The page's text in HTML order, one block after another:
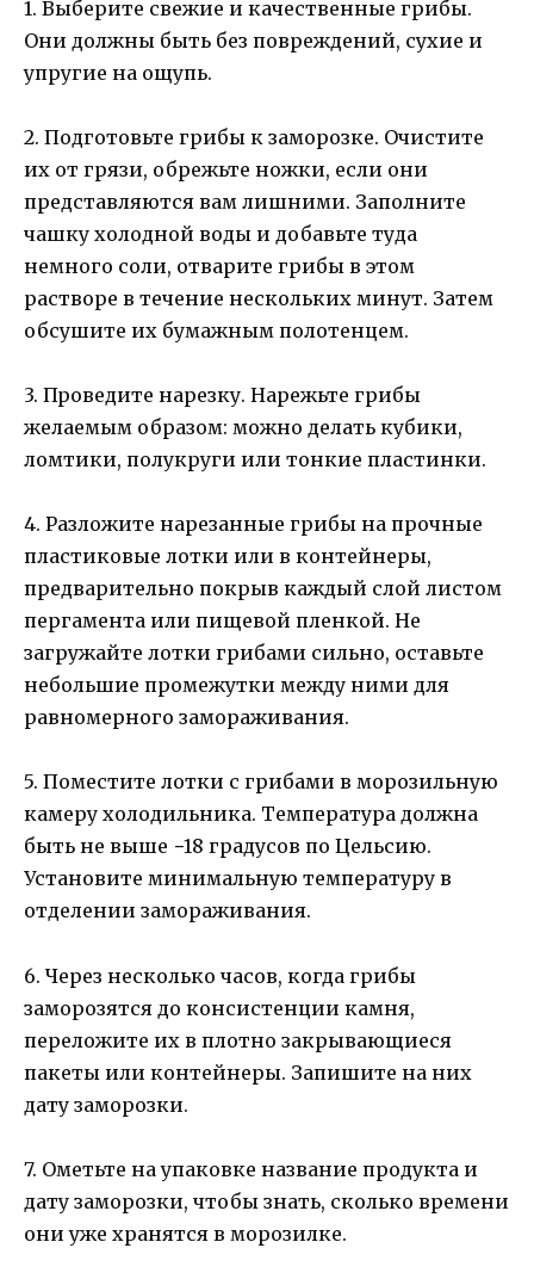
1. Выберите свежие и качественные грибы.
Они должны быть без повреждений, сухие и
упругие на ощупь.
2. Подготовьте грибы к заморозке. Очистите
их от грязи, обрежьте ножки, если они
представляются вам лишними. Заполните
чашку холодной воды и добавьте туда
немного соли, отварите грибы в этом
растворе в течение нескольких минут. Затем
обсушите их бумажным полотенцем.
3. Проведите нарезку. Нарежьте грибы
желаемым образом: можно делать кубики,
ломтики, полукруги или тонкие пластинки.
4. Разложите нарезанные грибы на прочные
пластиковые лотки или в контейнеры,
предварительно покрыв каждый слой листом
пергамента или пищевой пленкой. Не
загружайте лотки грибами сильно, оставьте
небольшие промежутки между ними для
равномерного замораживания.
5. Поместите лотки с грибами в морозильную
камеру холодильника. Температура должна
быть не выше −18 градусов по Цельсию.
Установите минимальную температуру в
отделении замораживания.
6. Через несколько часов, когда грибы
заморозятся до консистенции камня,
переложите их в плотно закрывающиеся
пакеты или контейнеры. Запишите на них
дату заморозки.
7. Ометьте на упаковке название продукта и
дату заморозки, чтобы знать, сколько времени
они уже хранятся в морозилке.